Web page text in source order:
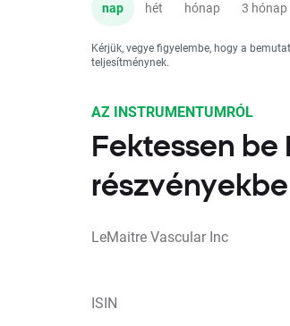
nap hét hónap 3 hónap
Kérjük, vegye figyelembe, hogy a
teljesítménynek.
AZ INSTRUMENTUMRÓL
Fektessen be
részvényekbe
LeMaitre Vascular Inc
ISIN